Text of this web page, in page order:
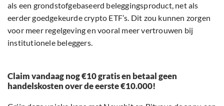
als een grondstofgebaseerd beleggingsproduct, net als
eerder goedgekeurde crypto ETF’s. Dit zou kunnen zorgen
voor meer regelgeving en vooral meer vertrouwen bij
institutionele beleggers.
Claim vandaag nog €10 gratis en betaal geen
handelskosten over de eerste €10.000!